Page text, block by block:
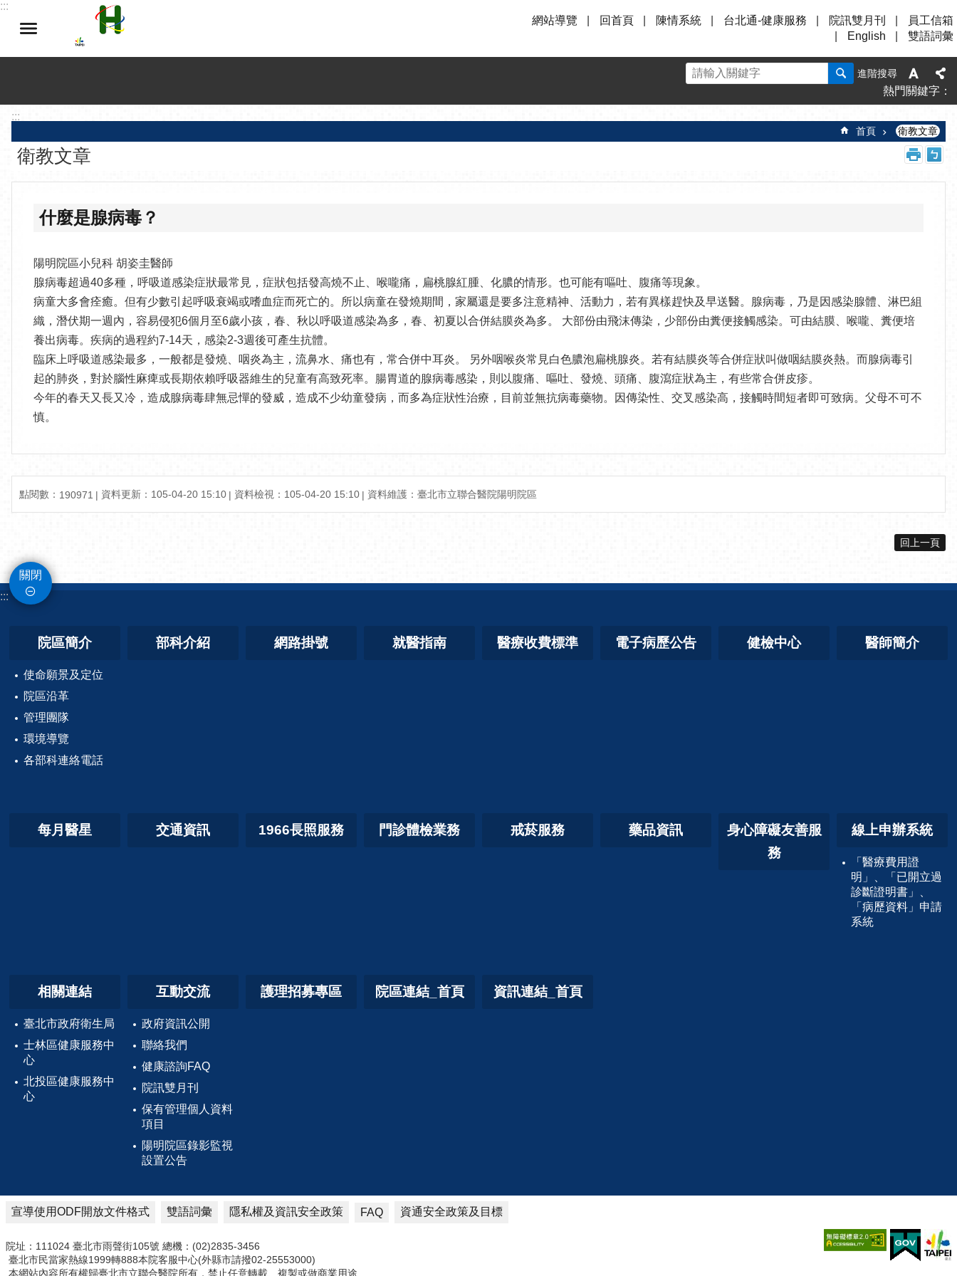
跳到主要內容區塊
:::
網站導覽
回首頁 陳情系統 台北通-健康服務 院訊雙月刊
員工信箱
English
雙語詞彙
進階搜尋
熱門關鍵字
:::
首頁 衛教文章
衛教文章
什麼是腺病毒？
陽明院區小兒科 胡姿圭醫師
腺病毒超過40多種，呼吸道感染症狀最常見，症狀包括發高燒不止、喉嚨痛，扁桃腺紅腫、化膿的情形。也可能有嘔吐、腹痛等現象。
病童大多會痊癒。但有少數引起呼吸衰竭或嗜血症而死亡的。所以病童在發燒期間，家屬還是要多注意精神、活動力，若有異樣趕快及早送醫。腺病毒，乃是因感染腺體、淋巴組
織，潛伏期一週內，容易侵犯6個月至6歲小孩，春、秋以呼吸道感染為多，春、初夏以合併結膜炎為多。 大部份由飛沫傳染，少部份由糞便接觸感染。可由結膜、喉嚨、糞便培
養出病毒。疾病的過程約7-14天，感染2-3週後可產生抗體。
臨床上呼吸道感染最多，一般都是發燒、咽炎為主，流鼻水、痛也有，常合併中耳炎。 另外咽喉炎常見白色膿泡扁桃腺炎。若有結膜炎等合併症狀叫做咽結膜炎熱。而腺病毒引
起的肺炎，對於腦性麻痺或長期依賴呼吸器維生的兒童有高致死率。腸胃道的腺病毒感染，則以腹痛、嘔吐、發燒、頭痛、腹瀉症狀為主，有些常合併皮疹。
今年的春天又長又冷，造成腺病毒肆無忌憚的發威，造成不少幼童發病，而多為症狀性治療，目前並無抗病毒藥物。因傳染性、交叉感染高，接觸時間短者即可致病。父母不可不
慎。
點閱數： 190971 資料更新：105-04-20 15:10 資料檢視：105-04-20 15:10 資料維護：臺北市立聯合醫院陽明院區
回上一頁
關閉
:::
院區簡介
使命願景及定位
院區沿革
管理團隊
環境導覽
各部科連絡電話
部科介紹 網路掛號 就醫指南 醫療收費標準 電子病歷公告 健檢中心 醫師簡介
每月醫星 交通資訊 1966長照服務 門診體檢業務 戒菸服務 藥品資訊
身心障礙友善服
務
線上申辦系統
「醫療費用證
明」、「已開立過
診斷證明書」、
「病歷資料」申請
系統
相關連結
臺北市政府衛生局
士林區健康服務中
心
北投區健康服務中
心
互動交流
政府資訊公開
聯絡我們
健康諮詢FAQ
院訊雙月刊
保有管理個人資料
項目
陽明院區錄影監視
設置公告
護理招募專區 院區連結_首頁 資訊連結_首頁
宣導使用ODF開放文件格式 雙語詞彙 隱私權及資訊安全政策 FAQ 資通安全政策及目標
院址：111024 臺北市雨聲街105號 總機：(02)2835-3456
臺北市民當家熱線1999轉888本院客服中心(外縣市請撥02-25553000)
本網站內容所有權歸臺北市立聯合醫院所有，禁止任意轉載、複製或做商業用途